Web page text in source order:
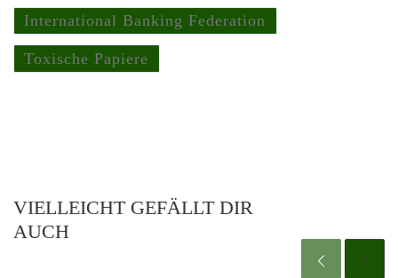
International Banking Federation
Toxische Papiere
VIELLEICHT GEFÄLLT DIR
AUCH